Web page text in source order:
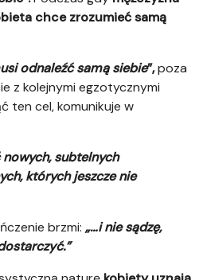
chce zrozumieć samą
odnaleźć samą siebie”,poza
z kolejnymi egzotycznymi
ten cel, komunikuje w
subtelnych
których jeszcze nie
brzmi: „…i nie sądzę,